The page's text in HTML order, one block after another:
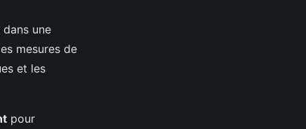
une
mesures de
et les
pour